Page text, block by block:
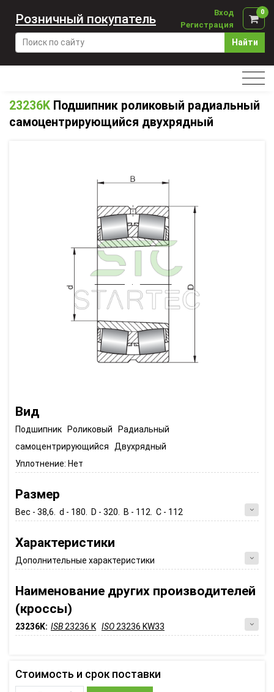
Найти
Вход
Регистрация
0
Розничный покупатель
23236K Подшипник роликовый радиальный
самоцентрирующийся двухрядный
Вид
Подшипник Роликовый Радиальный
самоцентрирующийся Двухрядный
Уплотнение: Нет
Размер
Вес - 38,6. d - 180. D - 320. B - 112. C - 112
Характеристики
Дополнительные характеристики
Наименование других производителей
(кроссы)
23236K: ISB23236 K ISO23236 KW33
Стоимость и срок поставки